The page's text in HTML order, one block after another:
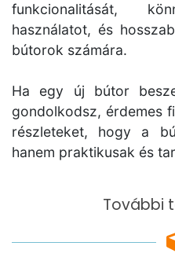
funkcionalitását,
használatot, és
bútorok számára.
Ha egy új bútor
gondolkodsz, érdemes
részleteket, hogy a
hanem praktikusak és
További